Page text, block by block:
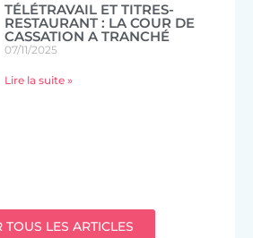
TÉLÉTRAVAIL ET TITRES-
RESTAURANT : LA COUR DE
CASSATION A TRANCHÉ
07/11/2025
Lire la suite »
TOUS LES ARTICLES